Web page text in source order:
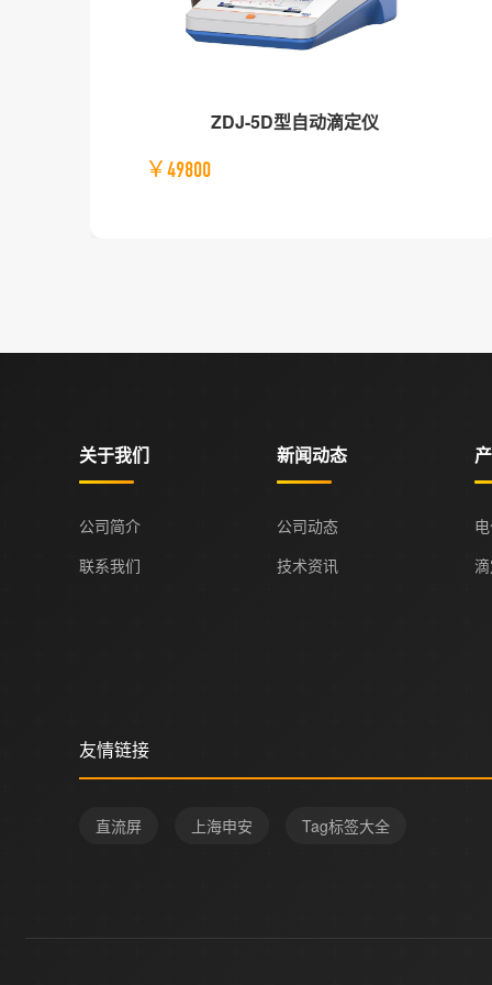
ZDJ-5D型自动滴定仪
￥49800
关于我们
公司简介
联系我们
新闻动态
公司动态
技术资讯
友情链接
直流屏 上海申安 Tag标签大全